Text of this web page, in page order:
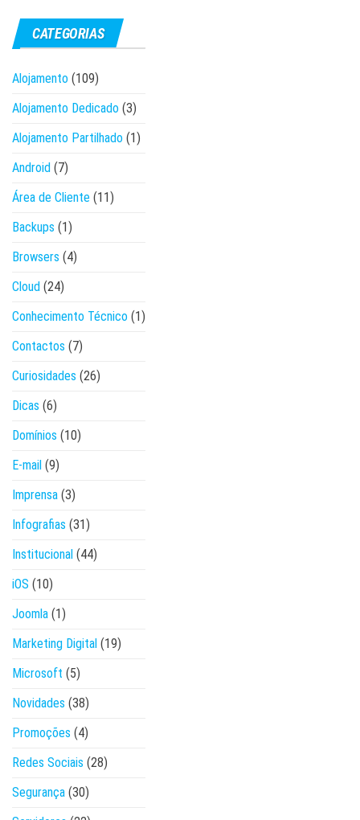
CATEGORIAS
Alojamento (109)
Alojamento Dedicado (3)
Alojamento Partilhado (1)
Android (7)
Área de Cliente (11)
Backups (1)
Browsers (4)
Cloud (24)
Conhecimento Técnico (1)
Contactos (7)
Curiosidades (26)
Dicas (6)
Domínios (10)
E-mail (9)
Imprensa (3)
Infografias (31)
Institucional (44)
iOS (10)
Joomla (1)
Marketing Digital (19)
Microsoft (5)
Novidades (38)
Promoções (4)
Redes Sociais (28)
Segurança (30)